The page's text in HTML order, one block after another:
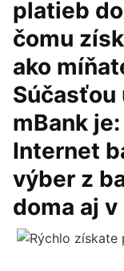
platieb
čomu
ako
Súčasťou
mBank
Internet
výber z
doma aj